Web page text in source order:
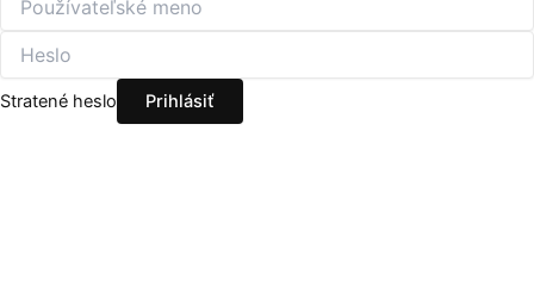
Stratené heslo